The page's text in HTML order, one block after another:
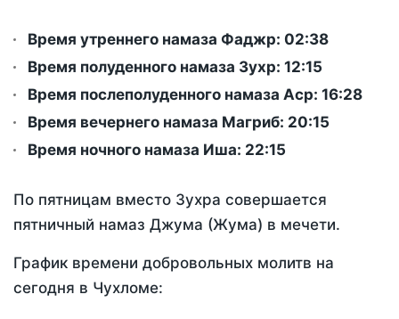
Время утреннего намаза Фаджр: 02:38
Время полуденного намаза Зухр: 12:15
Время послеполуденного намаза Аср: 16:28
Время вечернего намаза Магриб: 20:15
Время ночного намаза Иша: 22:15
По пятницам вместо Зухра совершается
пятничный намаз Джума (Жума) в мечети.
График времени добровольных молитв на
сегодня в Чухломе: